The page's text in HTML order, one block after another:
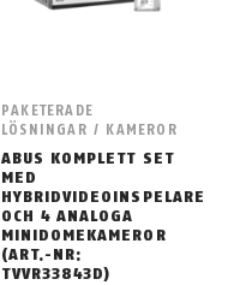
PAKETERADE
LÖSNINGAR / KAMEROR
ABUS KOMPLETT SET
MED
HYBRIDVIDEOINSPELARE
OCH 4 ANALOGA
MINIDOMEKAMEROR
(ART.-NR:
TVVR33843D)